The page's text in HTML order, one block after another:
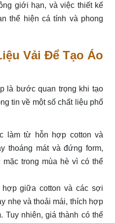
giới hạn, và việc thiết kế
thể hiện cá tính và phong
Vải Để Tạo Áo
là bước quan trọng khi tạo
tin về một số chất liệu phổ
làm từ hỗn hợp cotton và
thoáng mát và đứng form,
trong mùa hè vì có thể
hợp giữa cotton và các sợi
nhẹ và thoải mái, thích hợp
Tuy nhiên, giá thành có thể